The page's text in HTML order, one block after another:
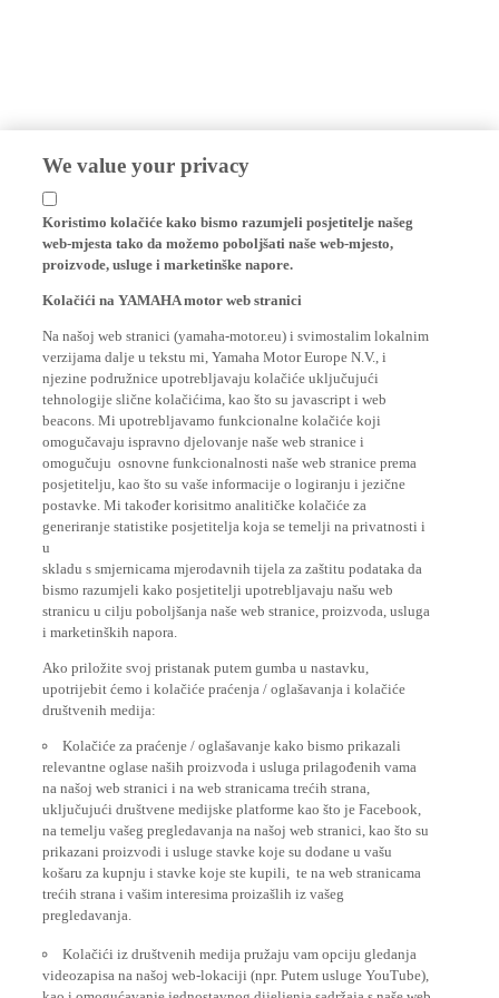
We value your privacy
Koristimo kolačiće kako bismo razumjeli posjetitelje našeg
web-mjesta tako da možemo poboljšati naše web-mjesto,
proizvode, usluge i marketinške napore.
Kolačići na YAMAHA motor web stranici
Na našoj web stranici (yamaha-motor.eu) i svimostalim lokalnim
verzijama dalje u tekstu mi, Yamaha Motor Europe N.V., i
njezine podružnice upotrebljavaju kolačiće uključujući
tehnologije slične kolačićima, kao što su javascript i web
beacons. Mi upotrebljavamo funkcionalne kolačiće koji
omogučavaju ispravno djelovanje naše web stranice i
omogučuju osnovne funkcionalnosti naše web stranice prema
posjetitelju, kao što su vaše informacije o logiranju i jezične
postavke. Mi također korisitmo analitičke kolačiće za
generiranje statistike posjetitelja koja se temelji na privatnosti i
u
skladu s smjernicama mjerodavnih tijela za zaštitu podataka da
bismo razumjeli kako posjetitelji upotrebljavaju našu web
stranicu u cilju poboljšanja naše web stranice, proizvoda, usluga
i marketinških napora.
Ako priložite svoj pristanak putem gumba u nastavku,
upotrijebit ćemo i kolačiće praćenja / oglašavanja i kolačiće
društvenih medija:
Kolačiće za praćenje / oglašavanje kako bismo prikazali
relevantne oglase naših proizvoda i usluga prilagođenih vama
na našoj web stranici i na web stranicama trećih strana,
uključujući društvene medijske platforme kao što je Facebook,
na temelju vašeg pregledavanja na našoj web stranici, kao što su
prikazani proizvodi i usluge stavke koje su dodane u vašu
košaru za kupnju i stavke koje ste kupili, te na web stranicama
trećih strana i vašim interesima proizašlih iz vašeg
pregledavanja.
Kolačići iz društvenih medija pružaju vam opciju gledanja
videozapisa na našoj web-lokaciji (npr. Putem usluge YouTube),
kao i omogućavanje jednostavnog dijeljenja sadržaja s naše web